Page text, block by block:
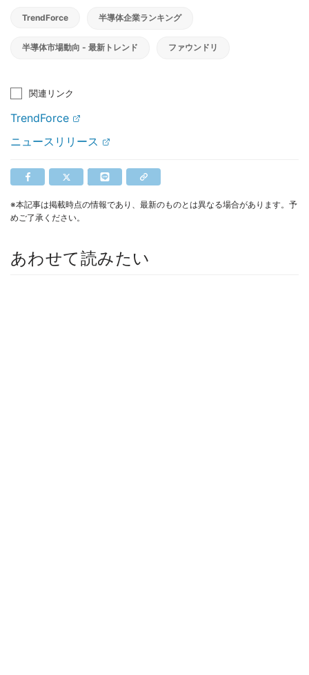
TrendForce 半導体企業ランキング
半導体市場動向 - 最新トレンド ファウンドリ
関連リンク
TrendForce
ニュースリリース
※本記事は掲載時点の情報であり、最新のものとは異なる場合があります。予
めご了承ください。
あわせて読みたい